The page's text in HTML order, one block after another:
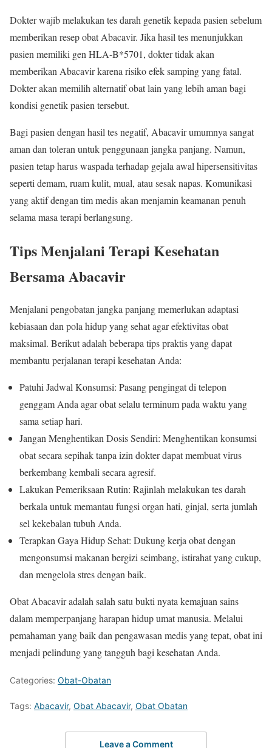
Dokter wajib melakukan tes darah genetik kepada pasien sebelum
memberikan resep obat Abacavir. Jika hasil tes menunjukkan
pasien memiliki gen HLA-B*5701, dokter tidak akan
memberikan Abacavir karena risiko efek samping yang fatal.
Dokter akan memilih alternatif obat lain yang lebih aman bagi
kondisi genetik pasien tersebut.
Bagi pasien dengan hasil tes negatif, Abacavir umumnya sangat
aman dan toleran untuk penggunaan jangka panjang. Namun,
pasien tetap harus waspada terhadap gejala awal hipersensitivitas
seperti demam, ruam kulit, mual, atau sesak napas. Komunikasi
yang aktif dengan tim medis akan menjamin keamanan penuh
selama masa terapi berlangsung.
Tips Menjalani Terapi Kesehatan
Bersama Abacavir
Menjalani pengobatan jangka panjang memerlukan adaptasi
kebiasaan dan pola hidup yang sehat agar efektivitas obat
maksimal. Berikut adalah beberapa tips praktis yang dapat
membantu perjalanan terapi kesehatan Anda:
Patuhi Jadwal Konsumsi: Pasang pengingat di telepon
genggam Anda agar obat selalu terminum pada waktu yang
sama setiap hari.
Jangan Menghentikan Dosis Sendiri: Menghentikan konsumsi
obat secara sepihak tanpa izin dokter dapat membuat virus
berkembang kembali secara agresif.
Lakukan Pemeriksaan Rutin: Rajinlah melakukan tes darah
berkala untuk memantau fungsi organ hati, ginjal, serta jumlah
sel kekebalan tubuh Anda.
Terapkan Gaya Hidup Sehat: Dukung kerja obat dengan
mengonsumsi makanan bergizi seimbang, istirahat yang cukup,
dan mengelola stres dengan baik.
Obat Abacavir adalah salah satu bukti nyata kemajuan sains
dalam memperpanjang harapan hidup umat manusia. Melalui
pemahaman yang baik dan pengawasan medis yang tepat, obat ini
menjadi pelindung yang tangguh bagi kesehatan Anda.
Categories: Obat-Obatan
Tags: Abacavir, Obat Abacavir, Obat Obatan
Leave a Comment